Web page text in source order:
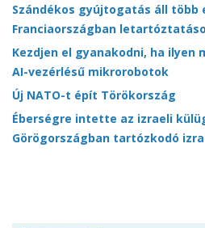
Szándékos gyújtogatás áll több
Franciaországban
Kezdjen el gyanakodni, ha
AI-vezérlésű mikrorobotok
Új NATO-t épít Törökország
Éberségre intette az izraeli
Görögországban tartózkodó